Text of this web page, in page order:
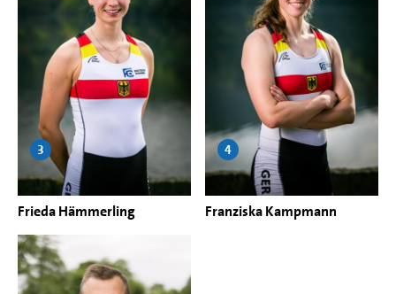
Frieda Hämmerling
3
Franziska Kampmann
4